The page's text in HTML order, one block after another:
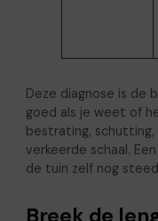
Deze diagnose is de
goed als je weet of
bestrating,
verkeerde schaal.
de tuin zelf nog
Breek de